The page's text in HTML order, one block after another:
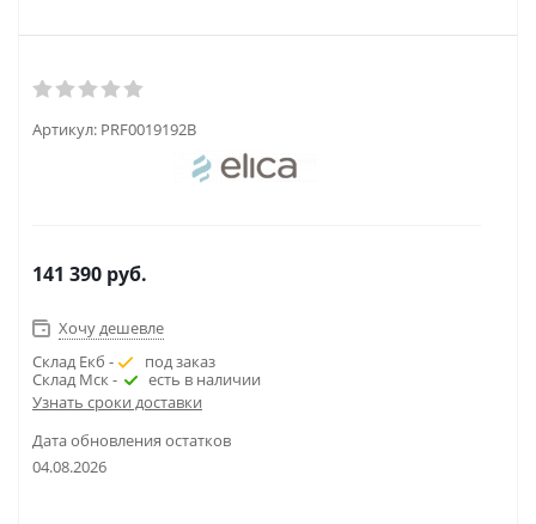
Артикул: PRF0019192B
141 390 руб.
Хочу дешевле
Склад Екб -
под заказ
Склад Мск -
есть в наличии
Узнать сроки доставки
Дата обновления остатков
04.08.2026